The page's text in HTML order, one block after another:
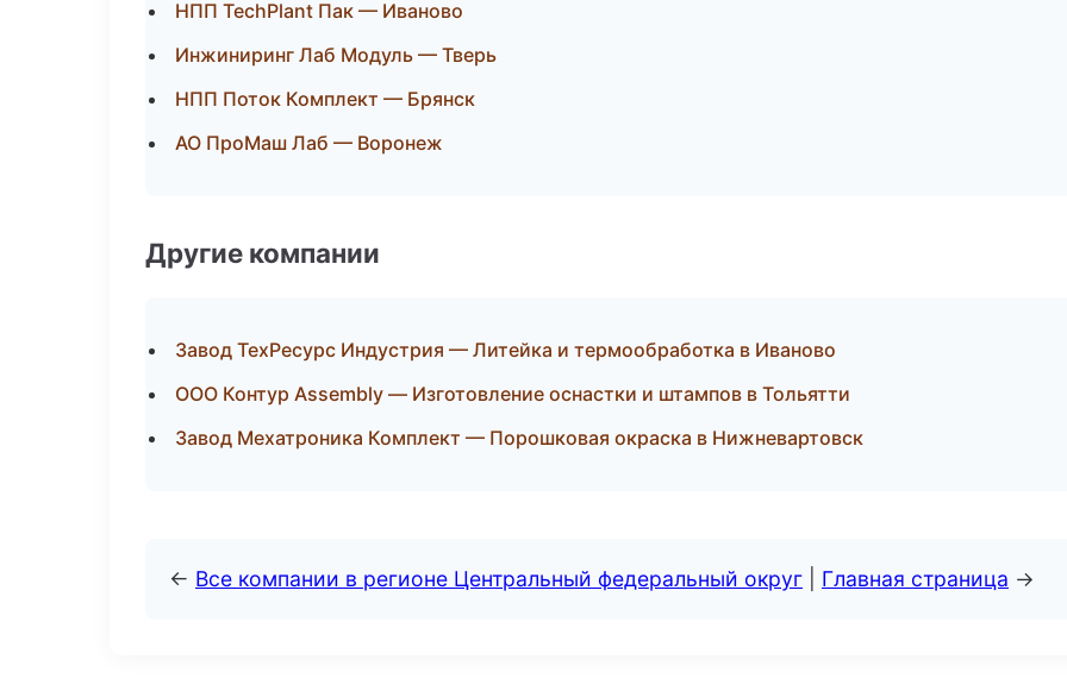
НПП TechPlant Пак — Иваново
Инжиниринг Лаб Модуль — Тверь
НПП Поток Комплект — Брянск
АО ПроМаш Лаб — Воронеж
Другие компании
Завод ТехРесурс Индустрия — Литейка и термообработка в Иваново
ООО Контур Assembly — Изготовление оснастки и штампов в Тольятти
Завод Мехатроника Комплект — Порошковая окраска в Нижневартовск
← Все компании в регионе Центральный федеральный округ Главная страница →